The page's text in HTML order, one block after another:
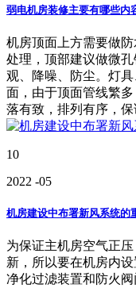
弱电机房装修主要有哪些内
机房顶面上方需要做
处理，顶部建议做微
观、降噪、防尘。灯
面，由于顶面管线繁
落有致，排列有序，保
10
2022 -05
机房建设中布署新风系统的
为保证主机房空气正
新，所以要在机房内
净化过滤装置和防火